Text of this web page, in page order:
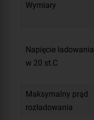
Wymiary
Napięcie ładowania
w 20 st.C
Maksymalny prąd
rozładowania